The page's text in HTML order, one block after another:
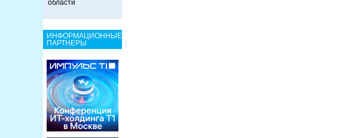
области
ИНФОРМАЦИОННЫЕ
ПАРТНЕРЫ